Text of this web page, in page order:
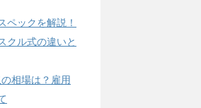
ペックを解説！
クル式の違いと
相場は？雇用